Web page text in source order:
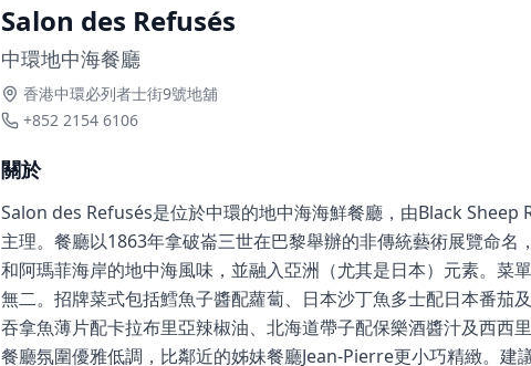
Salon des Refusés
中環地中海餐廳
香港中環必列者士街9號地舖
+852 2154 6106
關於
Salon des Refusés是位於中環的地中海海鮮餐廳，由Black
主理。餐廳以1863年拿破崙三世在巴黎舉辦的非傳統藝術展覽命
和阿瑪菲海岸的地中海風味，並融入亞洲（尤其是日本）元素。菜
無二。招牌菜式包括鱈魚子醬配蘿蔔、日本沙丁魚多士配日本番茄
吞拿魚薄片配卡拉布里亞辣椒油、北海道帶子配保樂酒醬汁及西西
餐廳氛圍優雅低調，比鄰近的姊妹餐廳Jean-Pierre更小巧精緻。建